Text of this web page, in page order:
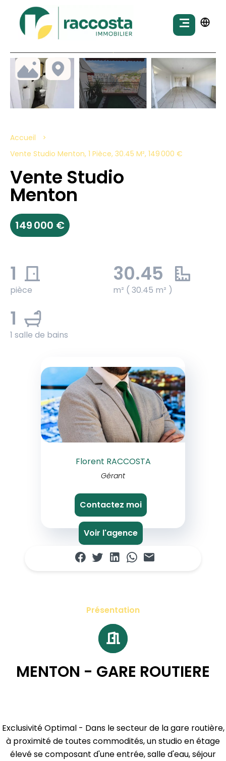
Accueil
Vente Studio Menton, 1 Pièce, 30.45 M², 149 000 €
Vente Studio
Menton
149 000 €
1
pièce
30.45
m² ( 30.45 m² )
1
1 salle de bains
Florent RACCOSTA
Gérant
Contactez moi
Voir l'agence
Présentation
MENTON - GARE ROUTIERE
Exclusivité Optimal - Dans le secteur de la gare routière,
à proximité de toutes commodités, un studio en étage
élevé se composant d'une entrée, salle d'eau, séjour